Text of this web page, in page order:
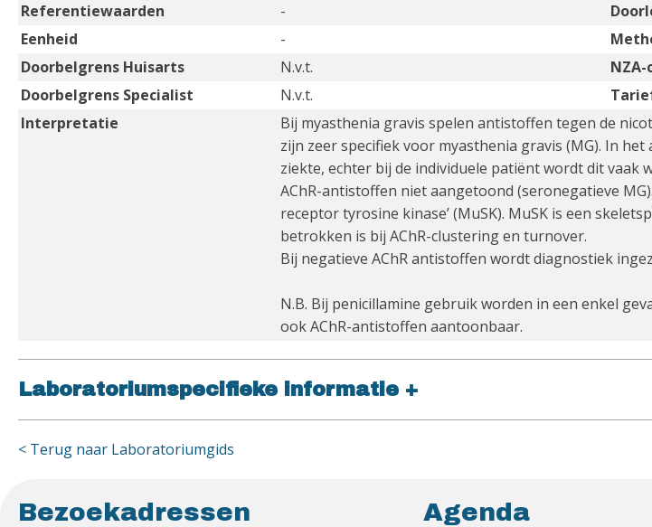
Referentiewaarden -
Eenheid
-
Doorbelgrens Huisarts
N.v.t. NZA-
Doorbelgrens Specialist
N.v.t.
Interpretatie
Bij myasthenia gravis spelen antistoffen tegen de
zijn zeer specifiek voor myasthenia gravis (MG). In
ziekte, echter bij de individuele patiënt wordt dit vaak
AChR-antistoffen niet aangetoond (seronegatieve
receptor tyrosine kinase’ (MuSK). MuSK is een
betrokken is bij AChR-clustering en turnover.
Bij negatieve AChR antistoffen wordt diagnostiek
N.B. Bij penicillamine gebruik worden in een enkel
ook AChR-antistoffen aantoonbaar.
Laboratoriumspecifieke informatie +
< Terug naar Laboratoriumgids
Bezoekadressen Agenda